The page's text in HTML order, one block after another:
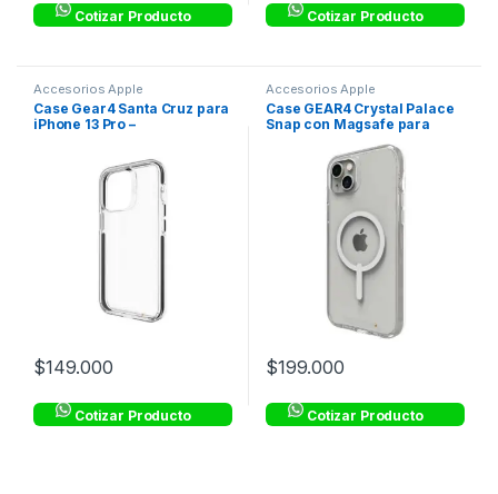
Cotizar Producto Cotizar Producto
Accesorios Apple
Case Gear4 Santa Cruz para
iPhone 13 Pro –
$149.000
Cotizar Producto
Accesorios Apple
Case GEAR4 Crystal Palace
Snap con Magsafe para
Transparente
$199.000
Cotizar Producto